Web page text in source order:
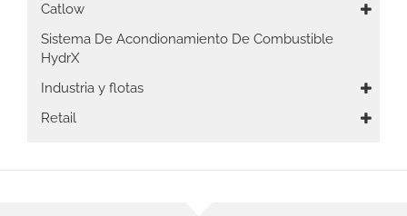
Catlow
Sistema De Acondionamiento De Combustible
HydrX
Industria y flotas
Retail